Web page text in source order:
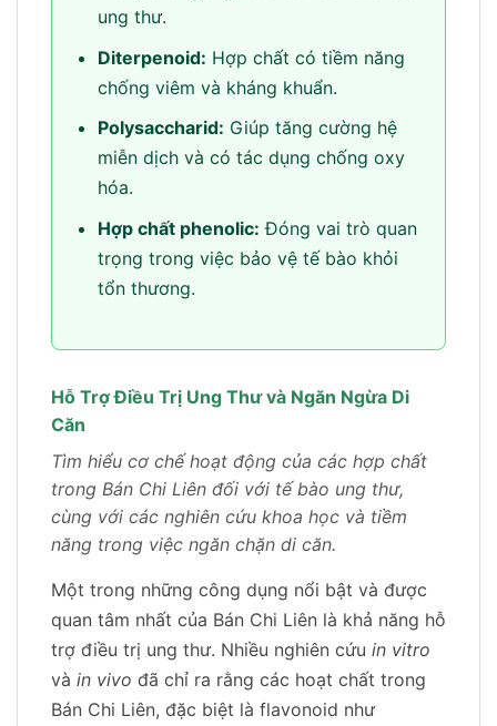
ung thư.
Diterpenoid: Hợp chất có tiềm năng
chống viêm và kháng khuẩn.
Polysaccharid: Giúp tăng cường hệ
miễn dịch và có tác dụng chống oxy
hóa.
Hợp chất phenolic: Đóng vai trò quan
trọng trong việc bảo vệ tế bào khỏi
tổn thương.
Hỗ Trợ Điều Trị Ung Thư và Ngăn Ngừa Di
Căn
Tìm hiểu cơ chế hoạt động của các hợp chất
trong Bán Chi Liên đối với tế bào ung thư,
cùng với các nghiên cứu khoa học và tiềm
năng trong việc ngăn chặn di căn.
Một trong những công dụng nổi bật và được
quan tâm nhất của Bán Chi Liên là khả năng hỗ
trợ điều trị ung thư. Nhiều nghiên cứu in vitro
và in vivo đã chỉ ra rằng các hoạt chất trong
Bán Chi Liên, đặc biệt là flavonoid như